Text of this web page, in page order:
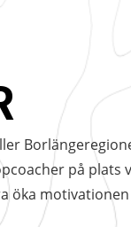
på plats
öka motivationen